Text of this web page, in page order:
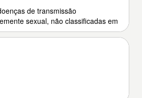
de transmissão
sexual, não classificadas em